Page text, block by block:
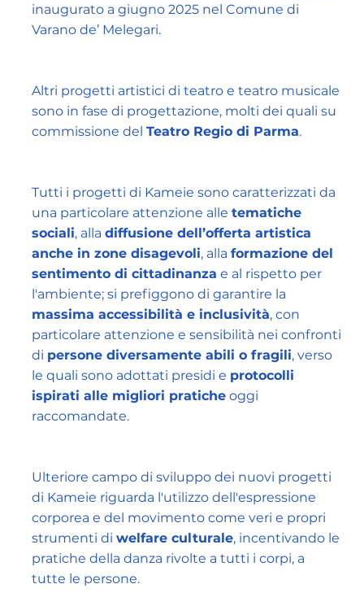
inaugurato a giugno 2025 nel Comune di
Varano de’ Melegari.
Altri progetti artistici di teatro e teatro musicale
sono in fase di progettazione, molti dei quali su
commissione del Teatro Regio di Parma.
Tutti i progetti di Kameie sono caratterizzati da
una particolare attenzione alle tematiche
sociali, alla diffusione dell’offerta artistica
anche in zone disagevoli, alla formazione del
sentimento di cittadinanza e al rispetto per
l'ambiente; si prefiggono di garantire la
massima accessibilità e inclusività, con
particolare attenzione e sensibilità nei confronti
di persone diversamente abili o fragili, verso
le quali sono adottati presidi e protocolli
ispirati alle migliori praticheoggi
raccomandate.
Ulteriore campo di sviluppo dei nuovi progetti
di Kameie riguarda l'utilizzo dell'espressione
corporea e del movimento come veri e propri
strumenti di welfare culturale, incentivando le
pratiche della danza rivolte a tutti i corpi, a
tutte le persone.